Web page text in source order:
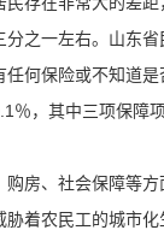
之一左右。山东
何保险或不知道
，其中三项保障
房、社会保障等
着农民工的城市化